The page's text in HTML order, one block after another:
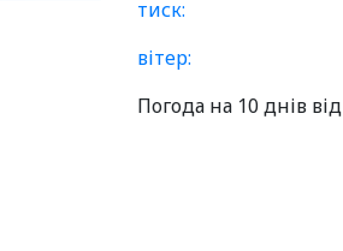
тиск:
вітер:
Погода на 10 днів від